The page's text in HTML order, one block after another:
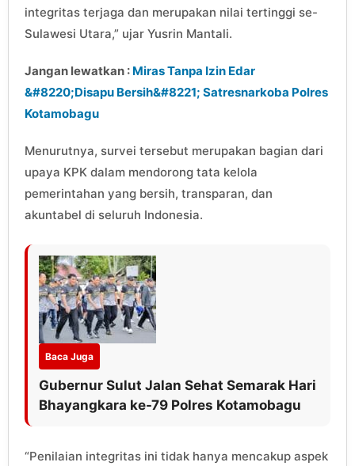
integritas terjaga dan merupakan nilai tertinggi se-
Sulawesi Utara,” ujar Yusrin Mantali.
Jangan lewatkan : Miras Tanpa Izin Edar
&#8220;Disapu Bersih&#8221; Satresnarkoba Polres
Kotamobagu
Menurutnya, survei tersebut merupakan bagian dari
upaya KPK dalam mendorong tata kelola
pemerintahan yang bersih, transparan, dan
akuntabel di seluruh Indonesia.
Baca Juga
Gubernur Sulut Jalan Sehat Semarak Hari
Bhayangkara ke-79 Polres Kotamobagu
“Penilaian integritas ini tidak hanya mencakup aspek